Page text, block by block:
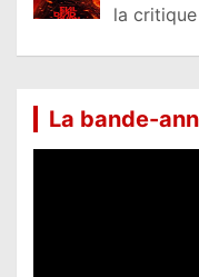
la
La bande-